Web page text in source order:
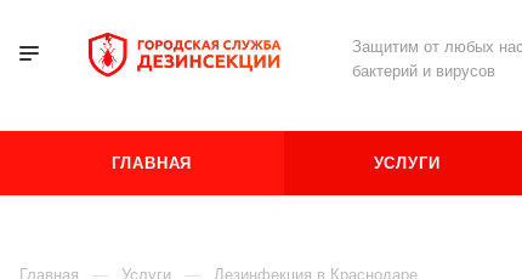
Защитим от любых
бактерий и вирусов
ГЛАВНАЯ УСЛУГИ
Главная Услуги Дезинфекция в Краснодаре